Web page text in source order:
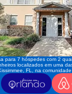
para 7 hóspedes com 2
localizados em uma
FL, na comunidade